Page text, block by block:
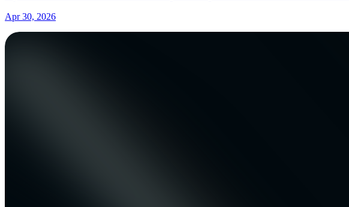
Apr 30, 2026